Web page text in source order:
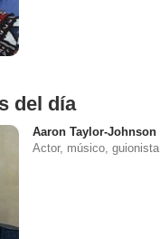
del día
Aaron Taylor-Johnson
Actor, músico, guionista